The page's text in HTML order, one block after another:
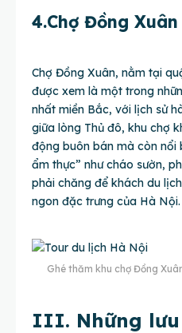
4.Chợ Đồng Xuân
Chợ Đồng Xuân, nằm tại
được xem là một trong
nhất miền Bắc, với lịch sử
giữa lòng Thủ đô, khu chợ
động buôn bán mà còn nổi
ẩm thực” như cháo sườn,
phải chăng để khách du
ngon đặc trưng của Hà Nội.
Ghé thăm khu chợ Đồng
III. Những